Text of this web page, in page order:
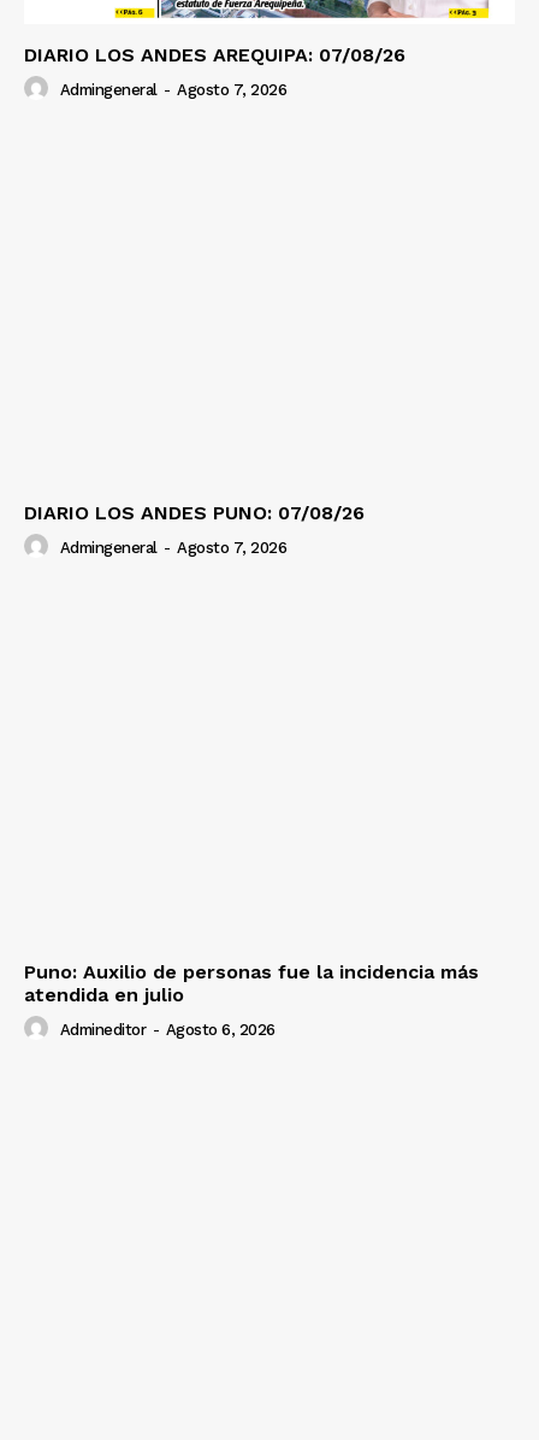
DIARIO LOS ANDES AREQUIPA: 07/08/26
Admingeneral - Agosto 7, 2026
DIARIO LOS ANDES PUNO: 07/08/26
Admingeneral - Agosto 7, 2026
Puno: Auxilio de personas fue la incidencia más
atendida en julio
Admineditor - Agosto 6, 2026